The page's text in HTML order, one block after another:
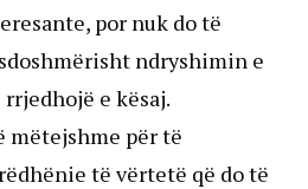
por nuk do të
ndryshimin e
e kësaj.
mëtejshme për të
të vërtetë që do të